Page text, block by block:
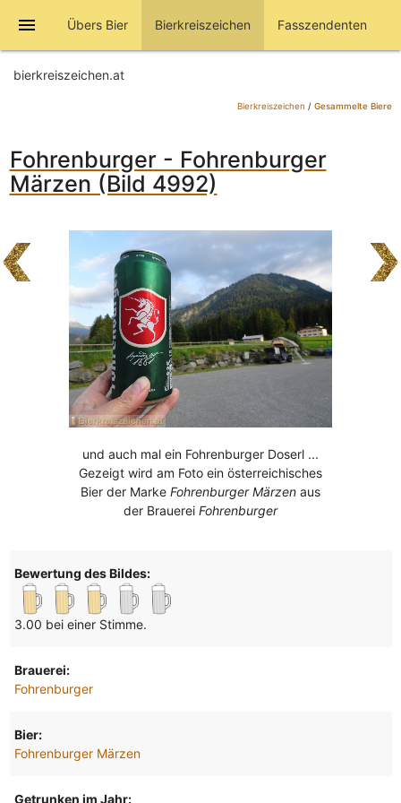
menu Übers Bier Bierkreiszeichen Fasszendenten
bierkreiszeichen.at
Bierkreiszeichen / Gesammelte Biere
Fohrenburger - Fohrenburger
Märzen (Bild 4992)
und auch mal ein Fohrenburger Doserl ...
Gezeigt wird am Foto ein österreichisches
Bier der Marke Fohrenburger Märzenaus
der Brauerei Fohrenburger
Bewertung des Bildes:
3.00 bei einer Stimme.
Brauerei:
Fohrenburger
Bier:
Fohrenburger Märzen
Getrunken im Jahr: